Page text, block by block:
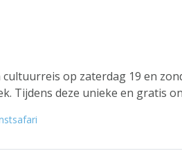
op zaterdag 19 en
Tijdens deze unieke en gratis